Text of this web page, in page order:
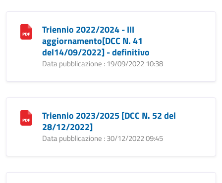
Triennio 2022/2024 - III
aggiornamento[DCC N. 41
del14/09/2022] - definitivo
Data pubblicazione : 19/09/2022 10:38
Triennio 2023/2025 [DCC N. 52 del
28/12/2022]
Data pubblicazione : 30/12/2022 09:45